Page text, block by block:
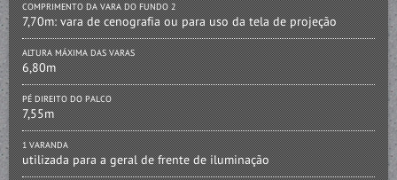
COMPRIMENTO DA VARA DO FUNDO 2
7,70m: vara de cenografia ou para uso da tela de projeção
ALTURA MÁXIMA DAS VARAS
6,80m
PÉ DIREITO DO PALCO
7,55m
1 VARANDA
utilizada para a geral de frente de iluminação